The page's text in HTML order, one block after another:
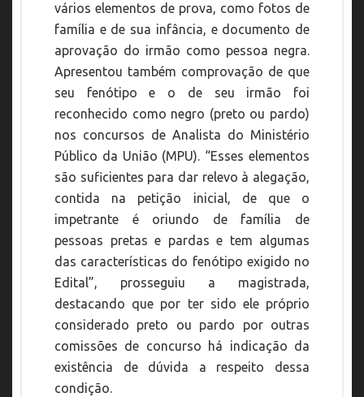
vários elementos de prova, como fotos de
família e de sua infância, e documento de
aprovação do irmão como pessoa negra.
Apresentou também comprovação de que
seu fenótipo e o de seu irmão foi
reconhecido como negro (preto ou pardo)
nos concursos de Analista do Ministério
Público da União (MPU). “Esses elementos
são suficientes para dar relevo à alegação,
contida na petição inicial, de que o
impetrante é oriundo de família de
pessoas pretas e pardas e tem algumas
das características do fenótipo exigido no
Edital”, prosseguiu a magistrada,
destacando que por ter sido ele próprio
considerado preto ou pardo por outras
comissões de concurso há indicação da
existência de dúvida a respeito dessa
condição.